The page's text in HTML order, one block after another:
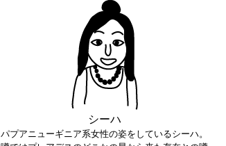
シーハ
パプアニューギニア系女性の姿をしているシーハ。